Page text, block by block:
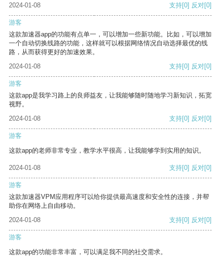
2024-01-08 支持[0] 反对[0]
游客
这款加速器app的功能有点单一，可以增加一些新功能。比如，可以增加
一个自动切换线路的功能，这样就可以根据网络情况自动选择最优的线
路，从而获得更好的加速效果。
2024-01-08
支持[0] 反对[0]
游客
这款app是我学习路上的良师益友，让我能够随时随地学习新知识，拓宽
视野。
2024-01-08
支持[0] 反对[0]
游客
这款app的老师非常专业，教学水平很高，让我能够学到实用的知识。
2024-01-08 支持[0] 反对[0]
游客
这款加速器VPM应用程序可以给你提供最高速度和安全性的连接，并帮
助你在网络上自由移动。
2024-01-08
支持[0] 反对[0]
游客
这款app的功能非常丰富，可以满足我不同的社交需求。